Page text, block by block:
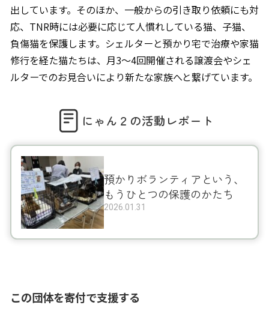
出しています。そのほか、一般からの引き取り依頼にも対
応、TNR時には必要に応じて人慣れしている猫、子猫、
負傷猫を保護します。シェルターと預かり宅で治療や家猫
修行を経た猫たちは、月3～4回開催される譲渡会やシェ
ルターでのお見合いにより新たな家族へと繋げています。
にゃん２の活動レポート
預かりボランティアという、
もうひとつの保護のかたち
2026.01.31
この団体を寄付で支援する